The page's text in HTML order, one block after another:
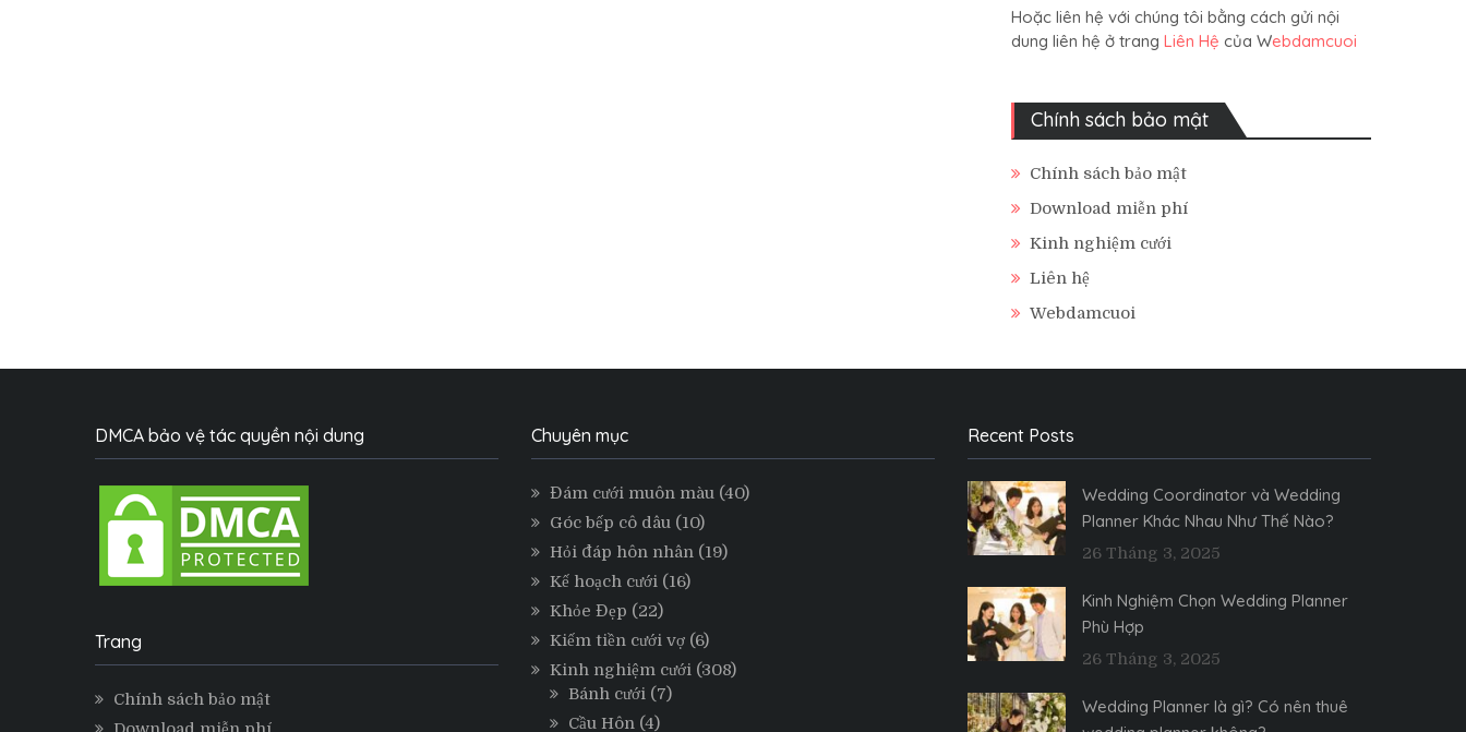
Hoặc liên hệ với chúng tôi bằng cách gửi nội
dung liên hệ ở trang Liên Hệ của Webdamcuoi
Chính sách bảo mật
Chính sách bảo mật
Download miễn phí
Kinh nghiệm cưới
Liên hệ
Webdamcuoi
DMCA bảo vệ tác quyền nội dung
Trang
Chính sách bảo mật
Chuyên mục
Đám cưới muôn màu(40)
Góc bếp cô dâu(10)
Hỏi đáp hôn nhân(19)
Kế hoạch cưới(16)
Khỏe Đẹp (22)
Kiếm tiền cưới vợ(6)
Kinh nghiệm cưới(308)
Bánh cưới(7)
Cầu Hôn(4)
Recent Posts
Wedding Coordinator và Wedding
Planner Khác Nhau Như Thế Nào?
26 Tháng 3, 2025
Kinh Nghiệm Chọn Wedding Planner
Phù Hợp
26 Tháng 3, 2025
Wedding Planner là gì? Có nên thuê